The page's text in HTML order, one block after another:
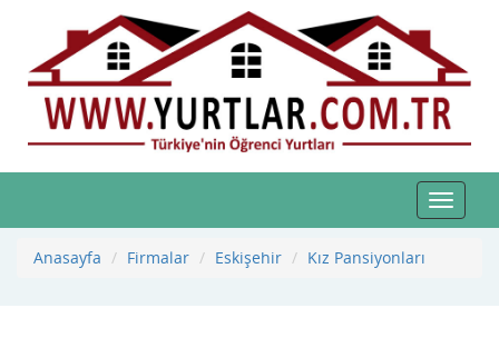
Toggle
Anasayfa
Firmalar Eskişehir Kız Pansiyonları